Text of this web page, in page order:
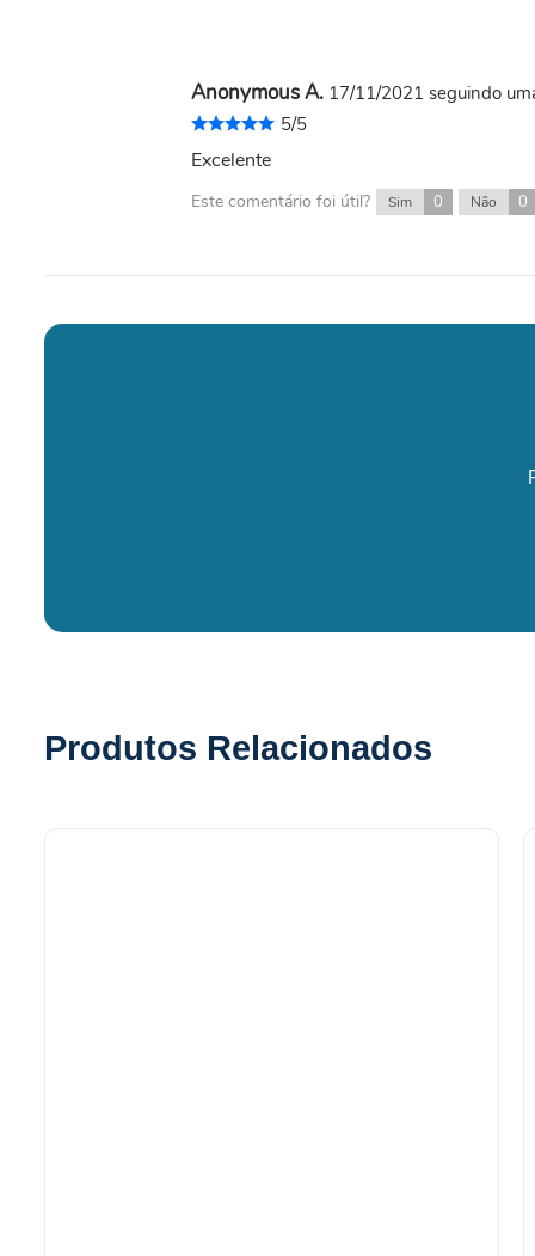
Anonymous A. 17/11/2021 seguindo
5/5
Excelente
Este comentário foi útil? Sim 0 Não 0
Produtos Relacionados